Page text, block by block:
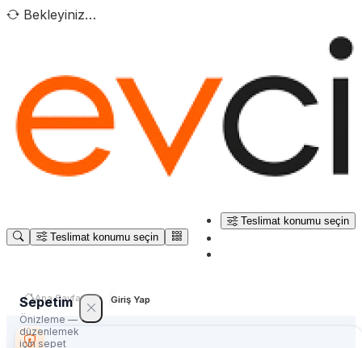
Bekleyiniz…
Teslimat konumu seçin
Teslimat konumu seçin
Sepetim
Önizleme —
düzenlemek
için sepet
Ana Sayfa Giriş Yap